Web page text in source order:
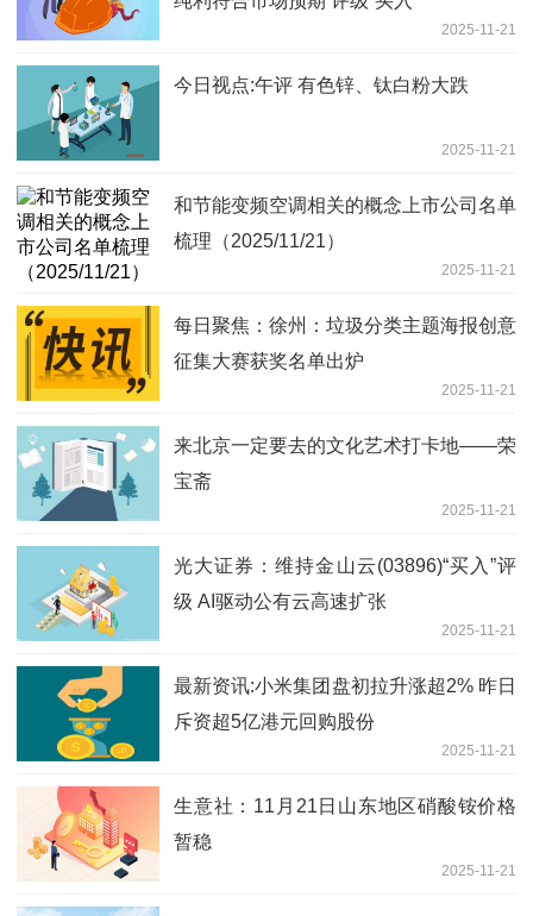
2025-11-21
今日视点:午评 有色锌、钛白粉大跌
2025-11-21
和节能变频空调相关的概念上市公司名单
梳理（2025/11/21）
2025-11-21
每日聚焦：徐州：垃圾分类主题海报创意
征集大赛获奖名单出炉
2025-11-21
来北京一定要去的文化艺术打卡地——荣
宝斋
2025-11-21
光大证券：维持金山云(03896)“买入”评
级 AI驱动公有云高速扩张
2025-11-21
最新资讯:小米集团盘初拉升涨超2% 昨日
斥资超5亿港元回购股份
2025-11-21
生意社：11月21日山东地区硝酸铵价格
暂稳
2025-11-21